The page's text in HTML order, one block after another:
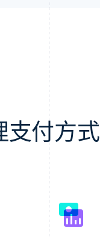
支付方式